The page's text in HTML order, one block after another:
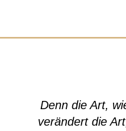
Denn die Art,
verändert die